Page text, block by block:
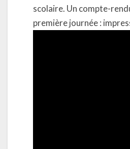
scolaire. Un compte-
première journée :